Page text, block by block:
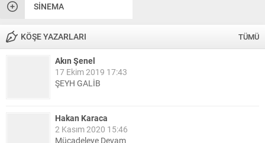
SINEMA
KÖŞE YAZARLARI TÜMÜ
Akın Şenel
17 Ekim 2019 17:43
ŞEYH GALİB
Hakan Karaca
2 Kasım 2020 15:46
Mücadeleye Devam